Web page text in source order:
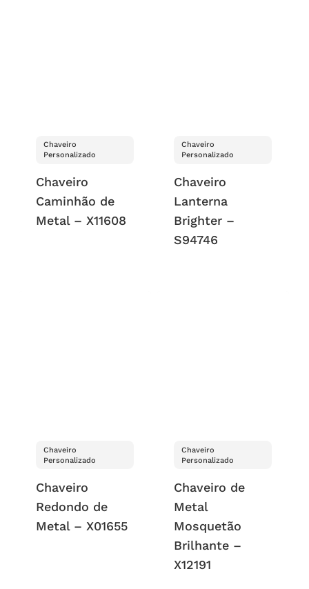
Chaveiro
Personalizado
Chaveiro
Caminhão de
Metal – X11608
Chaveiro
Personalizado
Chaveiro
Lanterna
Brighter –
S94746
Chaveiro
Personalizado
Chaveiro
Redondo de
Metal – X01655
Chaveiro
Personalizado
Chaveiro de
Metal
Mosquetão
Brilhante –
X12191